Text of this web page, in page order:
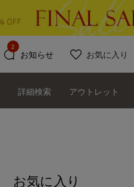
お知らせ
2
お気に入り
詳細検索 アウトレット
お気に入り